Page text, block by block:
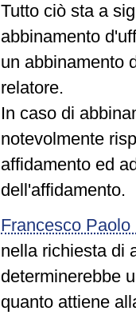
Tutto ciò sta a
abbinamento
un abbinamento
relatore.
In caso di
notevolmente
affidamento ed
dell'affidamento.
Francesco Paolo
nella richiesta di
determinerebbe
quanto attiene